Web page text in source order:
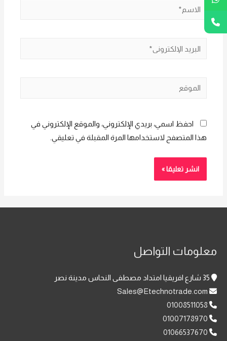
الاسم*
البريد
الموقع
احفظ اسمي، بريدي الإلكتروني، والموقع الإلكتروني في
هذا المتصفح لاستخدامها المرة المقبلة في تعليقي.
معلومات التواصل
01008511058
01007178970
01066537670